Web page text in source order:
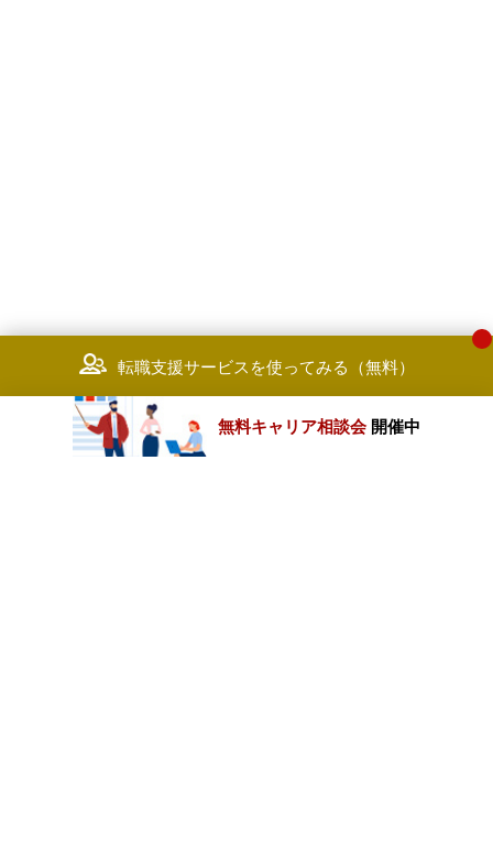
転職支援サービスを使ってみる（無料）
無料キャリア相談会 開催中